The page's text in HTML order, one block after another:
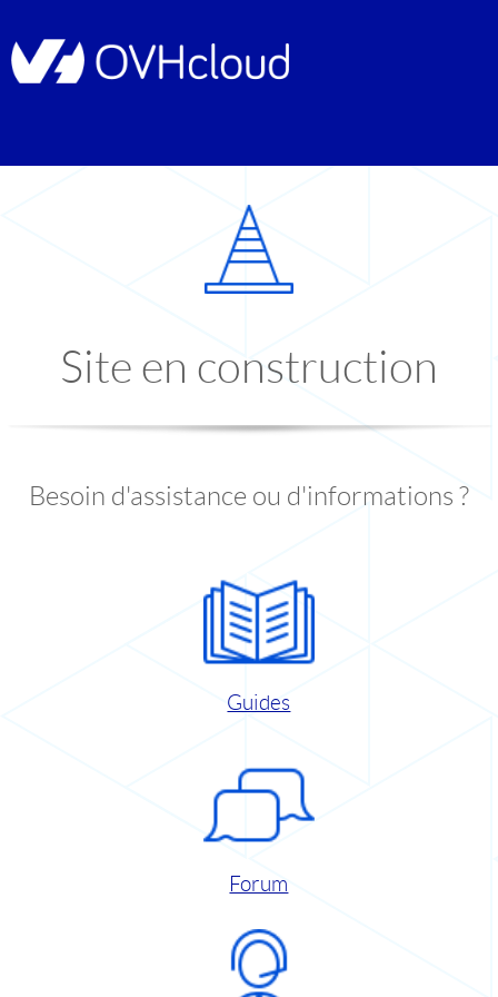
Site en construction
Besoin d'assistance ou d'informations ?
Guides
Forum